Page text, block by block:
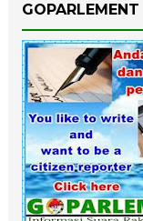
GOPARLEMENT